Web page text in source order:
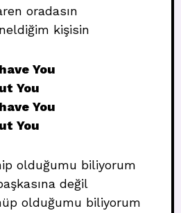
oradasın
kişisin
You
You
You
You
olduğumu biliyorum
değil
olduğumu biliyorum